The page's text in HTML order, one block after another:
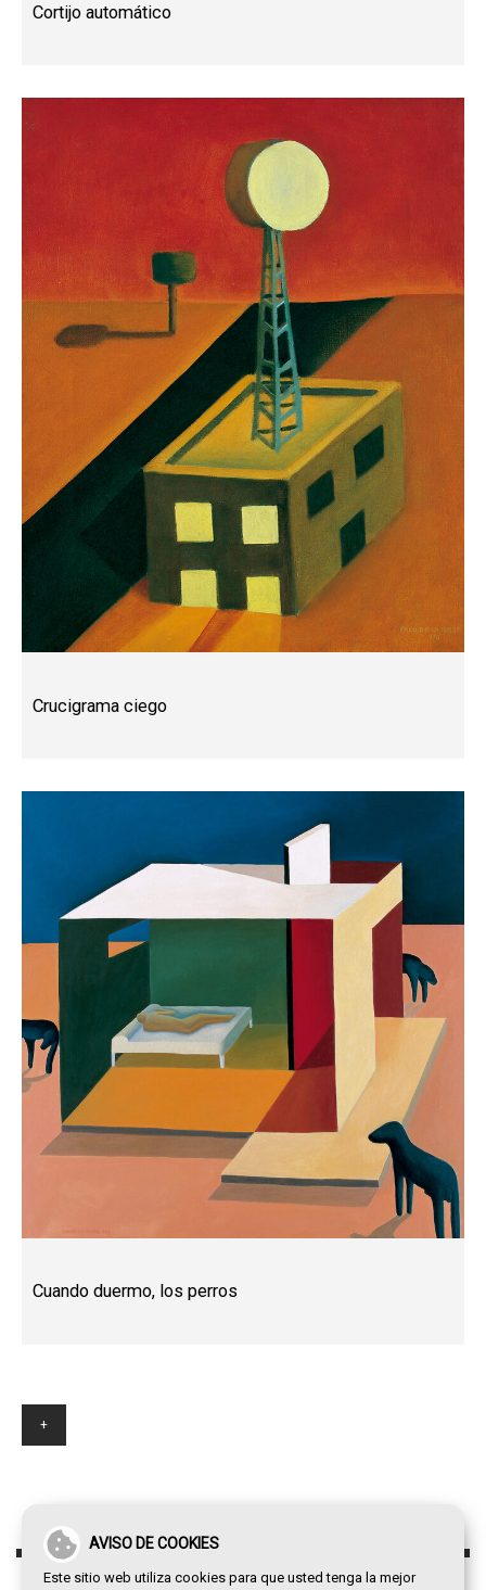
AVISO DE COOKIES
Este sitio web utiliza cookies para que usted tenga la mejor
Cortijo automático
Crucigrama ciego
Cuando duermo, los perros
+